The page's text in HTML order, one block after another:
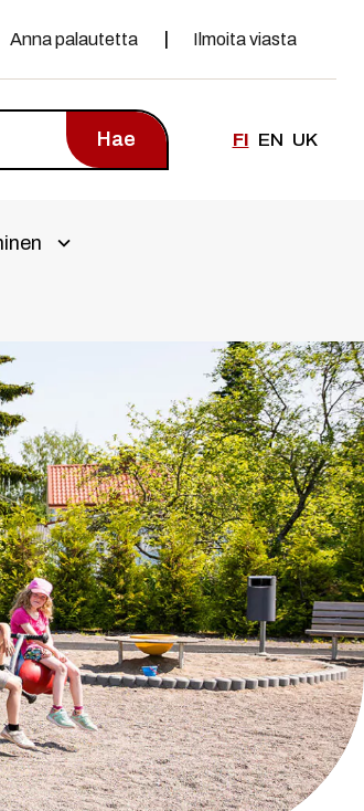
Anna palautetta Ilmoita viasta
Hae FI EN UK
Avaa alivalikko